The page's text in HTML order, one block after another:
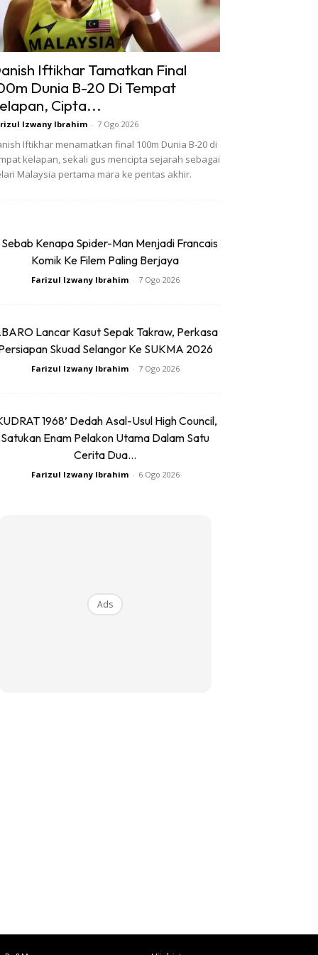
Iftikhar Tamatkan Final
Dunia B-20 Di Tempat
Cipta...
Izwany Ibrahim - 7 Ogo 2026
Iftikhar menamatkan final 100m Dunia B-20 di
kelapan, sekali gus mencipta sejarah sebagai
Malaysia pertama mara ke pentas akhir.
Kenapa Spider-Man Menjadi Francais
Komik Ke Filem Paling Berjaya
Farizul Izwany Ibrahim - 7 Ogo 2026
Lancar Kasut Sepak Takraw, Perkasa
Skuad Selangor Ke SUKMA 2026
Farizul Izwany Ibrahim - 7 Ogo 2026
1968’ Dedah Asal-Usul High Council,
Satukan Enam Pelakon Utama Dalam Satu
Cerita Dua...
Farizul Izwany Ibrahim - 6 Ogo 2026
Ads